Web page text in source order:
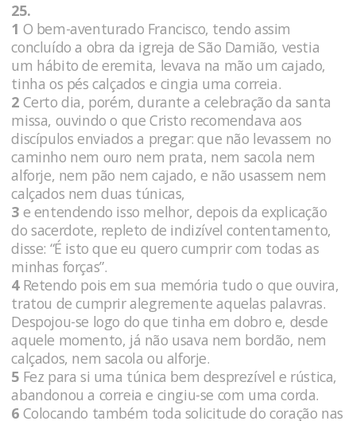
25.
1 O bem-aventurado Francisco, tendo assim
concluído a obra da igreja de São Damião, vestia
um hábito de eremita, levava na mão um cajado,
tinha os pés calçados e cingia uma correia.
2 Certo dia, porém, durante a celebração da santa
missa, ouvindo o que Cristo recomendava aos
discípulos enviados a pregar: que não levassem no
caminho nem ouro nem prata, nem sacola nem
alforje, nem pão nem cajado, e não usassem nem
calçados nem duas túnicas,
3 e entendendo isso melhor, depois da explicação
do sacerdote, repleto de indizível contentamento,
disse: “É isto que eu quero cumprir com todas as
minhas forças”.
4Retendo pois em sua memória tudo o que ouvira,
tratou de cumprir alegremente aquelas palavras.
Despojou-se logo do que tinha em dobro e, desde
aquele momento, já não usava nem bordão, nem
calçados, nem sacola ou alforje.
5 Fez para si uma túnica bem desprezível e rústica,
abandonou a correia e cingiu-se com uma corda.
6 Colocando também toda solicitude do coração nas